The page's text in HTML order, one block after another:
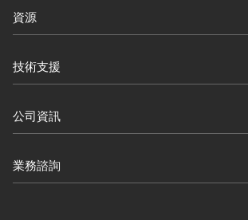
資源
技術支援
公司資訊
業務諮詢